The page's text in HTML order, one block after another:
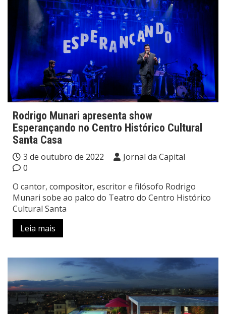
Rodrigo Munari apresenta show
Esperançando no Centro Histórico Cultural
Santa Casa
3 de outubro de 2022
Jornal da Capital
0
O cantor, compositor, escritor e filósofo Rodrigo
Munari sobe ao palco do Teatro do Centro Histórico
Cultural Santa
Leia mais